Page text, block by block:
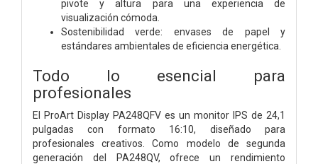
pivote y altura para una experiencia de
visualización cómoda.
Sostenibilidad verde: envases de papel y
estándares ambientales de eficiencia energética.
Todo lo esencial para
profesionales
El ProArt Display PA248QFV es un monitor IPS de 24,1
pulgadas con formato 16:10, diseñado para
profesionales creativos. Como modelo de segunda
generación del PA248QV, ofrece un rendimiento